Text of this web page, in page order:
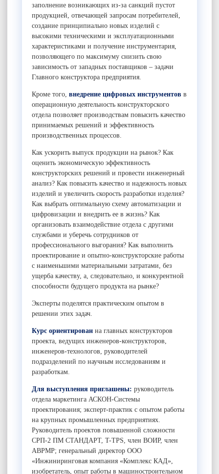
заполнение возникающих из-за санкций пустот
продукцией, отвечающей запросам потребителей,
создание принципиально новых изделий с
высокими техническими и эксплуатационными
характеристиками и получение инструментария,
позволяющего по максимуму снизить свою
зависимость от западных поставщиков – задачи
Главного конструктора предприятия.
Кроме того, внедрение цифровых инструментов в
операционную деятельность конструкторского
отдела позволяет производствам повысить качество
принимаемых решений и эффективность
производственных процессов.
Как ускорить выпуск продукции на рынок? Как
оценить экономическую эффективность
конструкторских решений и провести инженерный
анализ? Как повысить качество и надежность новых
изделий и увеличить скорость разработки изделия?
Как выбрать оптимальную схему автоматизации и
цифровизации и внедрить ее в жизнь? Как
организовать взаимодействие отдела с другими
службами и уберечь сотрудников от
профессионального выгорания? Как выполнить
проектирование и опытно-конструкторские работы
с наименьшими материальными затратами, без
ущерба качеству, а, следовательно, и конкурентной
способности будущего продукта на рынке?
Эксперты поделятся практическим опытом в
решении этих задач.
Курс ориентирован на главных конструкторов
проекта, ведущих инженеров-конструкторов,
инженеров-технологов, руководителей
подразделений по научным исследованиям и
разработкам.
Для выступления приглашены: руководитель
отдела маркетинга АСКОН-Системы
проектирования; эксперт-практик с опытом работы
на крупных промышленных предприятиях.
Руководитель проектов повышенной сложности
СРП-2 ПМ СТАНДАРТ, T-TPS, член ВОИР, член
ABPMP; генеральный директор ООО
«Инжиниринговая компания «Комплекс КАД»,
изобретатель, опыт работы в машиностроительном